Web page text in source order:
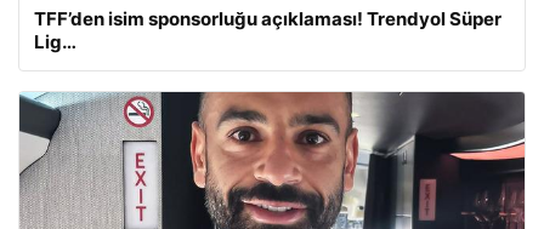
TFF’den isim sponsorluğu açıklaması! Trendyol Süper
Lig…